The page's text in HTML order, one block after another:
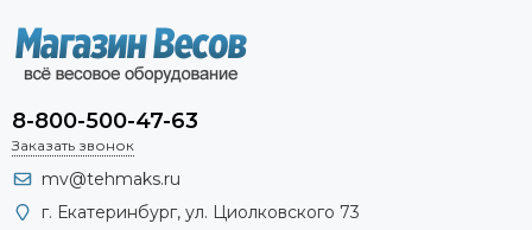
8-800-500-47-63
Заказать звонок
mv@tehmaks.ru
г. Екатеринбург, ул. Циолковского 73